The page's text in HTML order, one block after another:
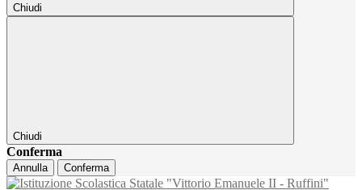
Chiudi
Chiudi
Conferma
Annulla Conferma